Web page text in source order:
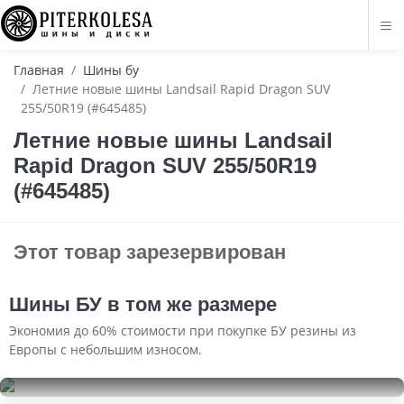
Главная
Шины бу
Летние новые шины Landsail Rapid Dragon SUV
255/50R19 (#645485)
Летние новые шины Landsail
Rapid Dragon SUV 255/50R19
(#645485)
Этот товар зарезервирован
Шины БУ в том же размере
Экономия до 60% стоимости при покупке БУ резины из
Европы с небольшим износом.